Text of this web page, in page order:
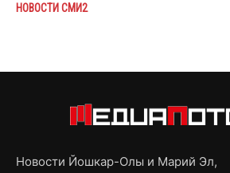
НОВОСТИ СМИ2
Новости Йошкар-Олы и Марий Эл,